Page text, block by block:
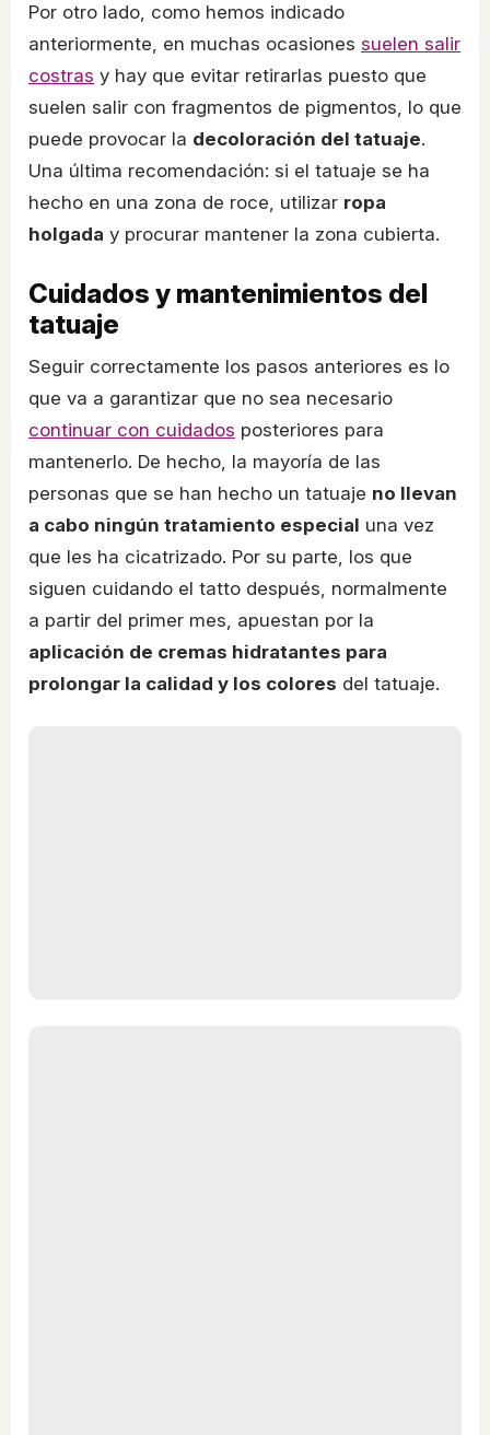
Por otro lado, como hemos indicado
anteriormente, en muchas ocasiones suelen salir
costras y hay que evitar retirarlas puesto que
suelen salir con fragmentos de pigmentos, lo que
puede provocar la decoloración del tatuaje.
Una última recomendación: si el tatuaje se ha
hecho en una zona de roce, utilizar ropa
holgada y procurar mantener la zona cubierta.
Cuidados y mantenimientos del
tatuaje
Seguir correctamente los pasos anteriores es lo
que va a garantizar que no sea necesario
continuar con cuidados posteriores para
mantenerlo. De hecho, la mayoría de las
personas que se han hecho un tatuaje no llevan
a cabo ningún tratamiento especial una vez
que les ha cicatrizado. Por su parte, los que
siguen cuidando el tatto después, normalmente
a partir del primer mes, apuestan por la
aplicación de cremas hidratantes para
prolongar la calidad y los colores del tatuaje.